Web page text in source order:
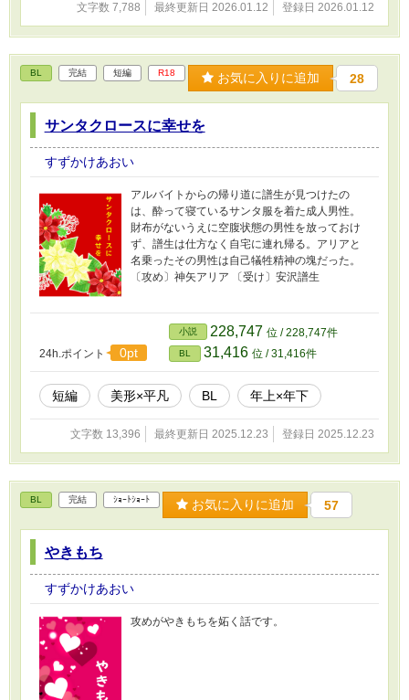
文字数 7,788 最終更新日 2026.01.12 登録日 2026.01.12
BL 完結 短編 R18 お気に入りに追加 28
サンタクロースに幸せを
すずかけあおい
アルバイトからの帰り道に譜生が見つけたの
は、酔って寝ているサンタ服を着た成人男性。
財布がないうえに空腹状態の男性を放っておけ
ず、譜生は仕方なく自宅に連れ帰る。アリアと
名乗ったその男性は自己犠牲精神の塊だった。
〔攻め〕神矢アリア 〔受け〕安沢譜生
24h.ポイント 0pt
小説 228,747 位 / 228,747件
BL 31,416 位 / 31,416件
短編 美形×平凡 BL 年上×年下
文字数 13,396 最終更新日 2025.12.23 登録日 2025.12.23
BL 完結 ｼｮｰﾄｼｮｰﾄ お気に入りに追加 57
やきもち
すずかけあおい
攻めがやきもちを妬く話です。